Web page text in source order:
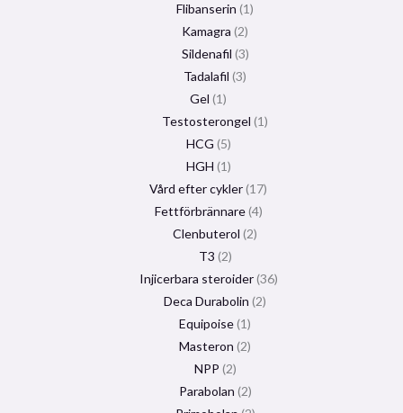
Flibanserin 1
Kamagra 2
Sildenafil 3
Tadalafil 3
Gel 1
Testosterongel 1
HCG 5
HGH 1
Vård efter cykler 17
Fettförbrännare 4
Clenbuterol 2
T3 2
Injicerbara steroider 36
Deca Durabolin 2
Equipoise 1
Masteron 2
NPP 2
Parabolan 2